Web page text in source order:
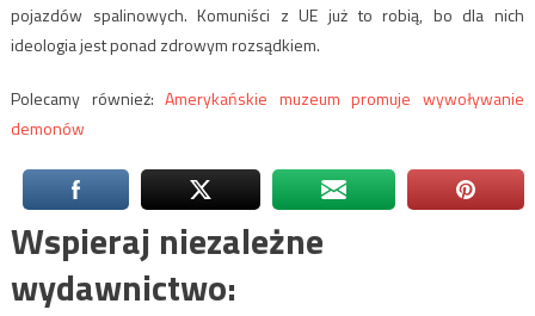
pojazdów spalinowych. Komuniści z UE już to robią, bo dla nich
ideologia jest ponad zdrowym rozsądkiem.
Polecamy również:Amerykańskie muzeum promuje wywoływanie
demonów
Wspieraj niezależne
wydawnictwo: